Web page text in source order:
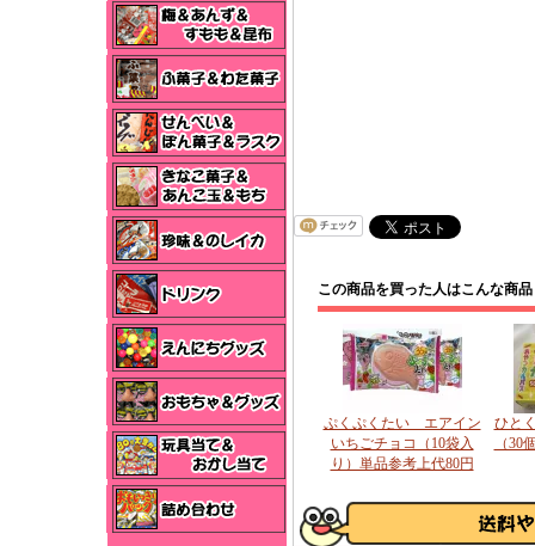
この商品を買った人はこんな商
ぷくぷくたい エアイン
いちごチョコ（10袋入
り）単品参考上代80円
ひと
（30